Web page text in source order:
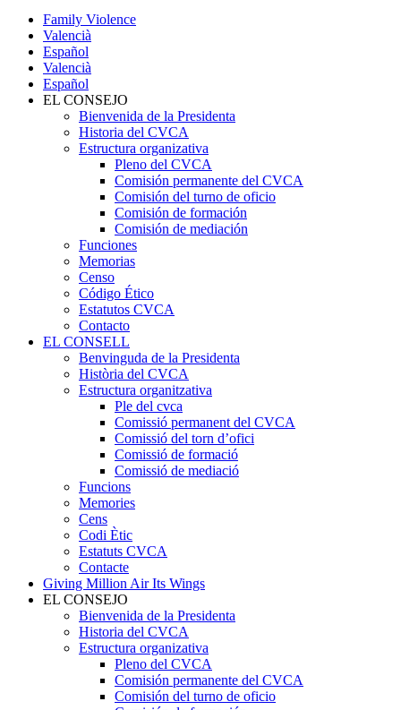
Family Violence
Valencià
Español
Valencià
Español
EL CONSEJO
Bienvenida de la Presidenta
Historia del CVCA
Estructura organizativa
Pleno del CVCA
Comisión permanente del CVCA
Comisión del turno de oficio
Comisión de formación
Comisión de mediación
Funciones
Memorias
Censo
Código Ético
Estatutos CVCA
Contacto
EL CONSELL
Benvinguda de la Presidenta
Història del CVCA
Estructura organitzativa
Ple del cvca
Comissió permanent del CVCA
Comissió del torn d’ofici
Comissió de formació
Comissió de mediació
Funcions
Memories
Cens
Codi Ètic
Estatuts CVCA
Contacte
Giving Million Air Its Wings
EL CONSEJO
Bienvenida de la Presidenta
Historia del CVCA
Estructura organizativa
Pleno del CVCA
Comisión permanente del CVCA
Comisión del turno de oficio